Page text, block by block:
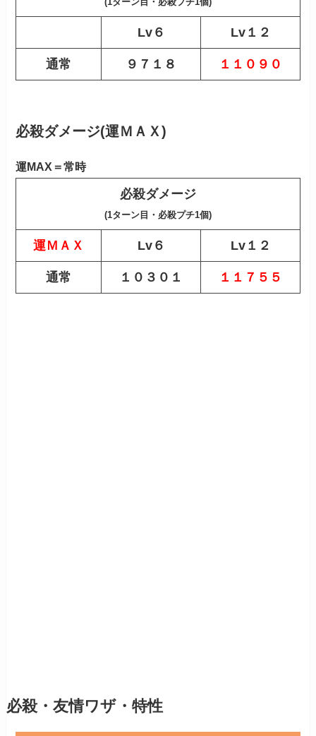
Lv６ Lv１２
通常 ９７１８ １１０９０
必殺ダメージ(運ＭＡＸ)
運MAX＝常時
必殺ダメージ
(1ターン目・必殺プチ1個)
運ＭＡＸ Lv６ Lv１２
通常 １０３０１ １１７５５
必殺・友情ワザ・特性